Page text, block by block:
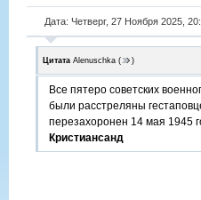
Дата: Четверг, 27 Ноября 2025,
Цитата Alenuschka ( )
Все пятеро советских
были расстреляны
перезахоронен 14 мая 1945
Кристиансанд